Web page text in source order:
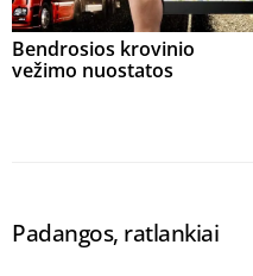
Bendrosios krovinio
vežimo nuostatos
Padangos, ratlankiai